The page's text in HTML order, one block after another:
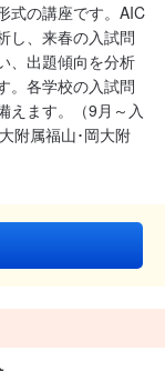
式の講座です。AIC
し、来春の入試問
、出題傾向を分析
。各学校の入試問
えます。（9月～入
附属福山･岡大附